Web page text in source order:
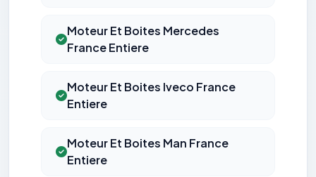
Moteur Et Boites Mercedes
France Entiere
Moteur Et Boites Iveco France
Entiere
Moteur Et Boites Man France
Entiere